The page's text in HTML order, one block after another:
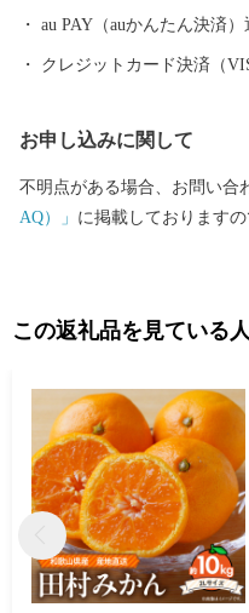
au PAY（auかんたん決済
クレジットカード決済（
お申し込みに関して
不明点がある場合、お問い合
AQ）」 に掲載しておりますの
この返礼品を見ている